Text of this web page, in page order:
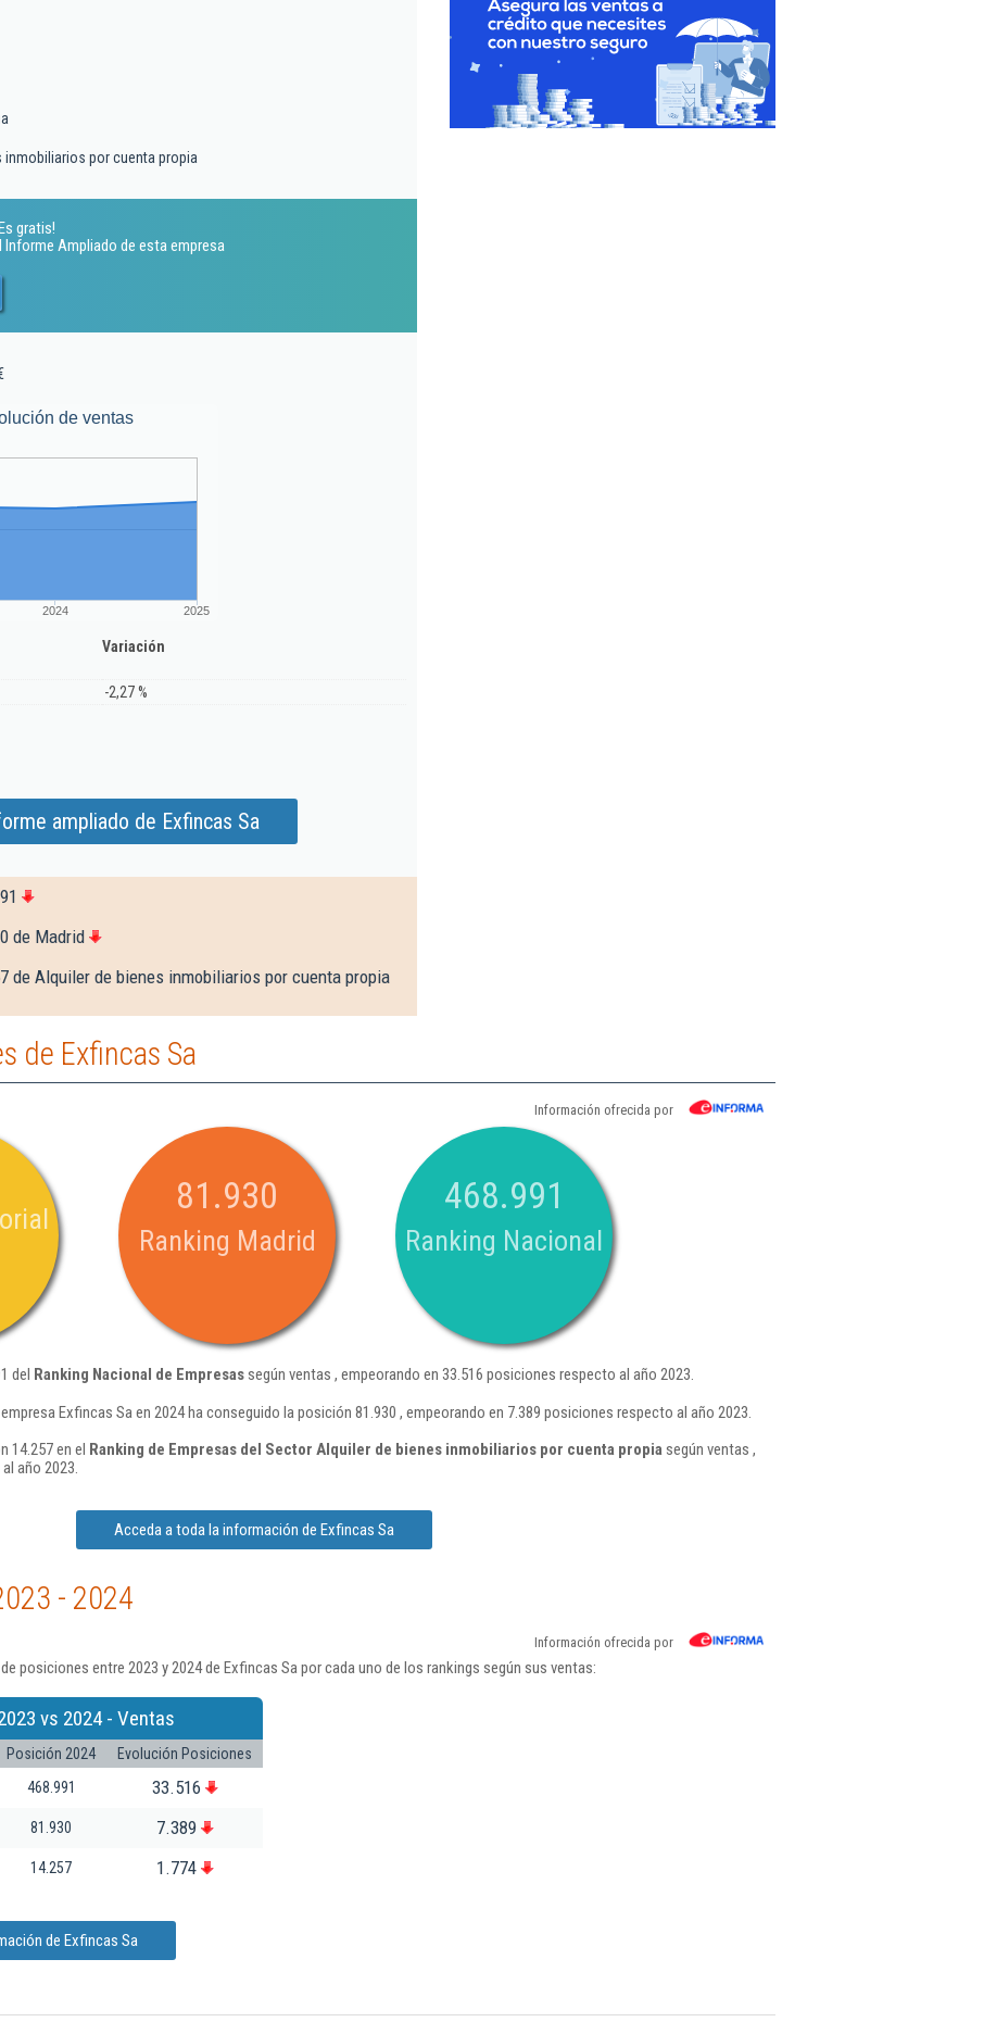
inmobiliarios por cuenta propia
gratis!
Ampliado de esta empresa
de ventas
2024 2025
Variación
-2,27 %
ampliado de Exfincas Sa
de Madrid
de Alquiler de bienes inmobiliarios por cuenta propia
de Exfincas Sa
Información ofrecida por
81.930
Ranking Madrid
468.991
Ranking Nacional
del Ranking Nacional de Empresassegún ventas , empeorando en 33.516 posiciones respecto al año 2023.
Exfincas Sa en 2024 ha conseguido la posición 81.930 , empeorando en 7.389 posiciones respecto al año 2023.
14.257 en el Ranking de Empresas del Sector Alquiler de bienes inmobiliarios por cuenta propiasegún ventas ,
año 2023.
Acceda a toda la información de Exfincas Sa
- 2024
Información ofrecida por
posiciones entre 2023 y 2024 de Exfincas Sa por cada uno de los rankings según sus ventas:
vs 2024 - Ventas
Posición 2024
Evolución Posiciones
468.991 33.516
81.930 7.389
14.257 1.774
de Exfincas Sa